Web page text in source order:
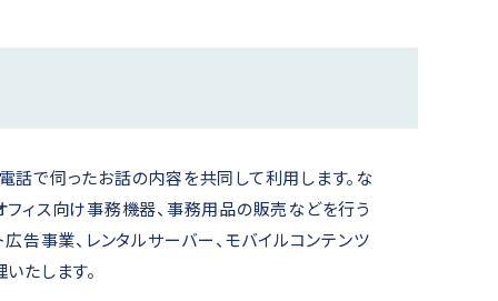
話で伺ったお話の内容を共同して利用します。な
ィス向け事務機器、事務用品の販売などを行う
告事業、レンタルサーバー、モバイルコンテンツ
たします。